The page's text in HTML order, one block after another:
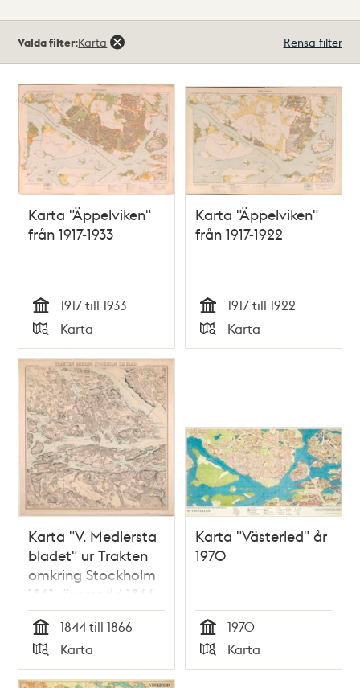
träffar
Valda filter:Karta Rensa filter
Karta "Äppelviken"
från 1917-1933
Tid
1917 till 1933
Typ
Karta
Karta "Äppelviken"
från 1917-1922
Tid
1917 till 1922
Typ
Karta
Karta "V. Medlersta
bladet" ur Trakten
omkring Stockholm
1861, översedd 1866
Tid
1844 till 1866
Typ
Karta
Karta "Västerled" år
1970
Tid
1970
Typ
Karta